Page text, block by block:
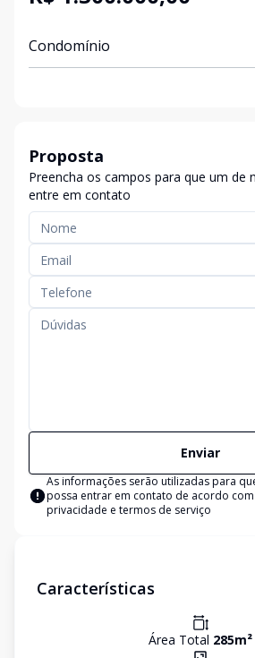
Condomínio
Proposta
Preencha os campos para que um de
entre em contato
Enviar
As informações serão utilizadas para
possa entrar em contato de acordo com
privacidade e termos de serviço
Características
Área Total 285m²